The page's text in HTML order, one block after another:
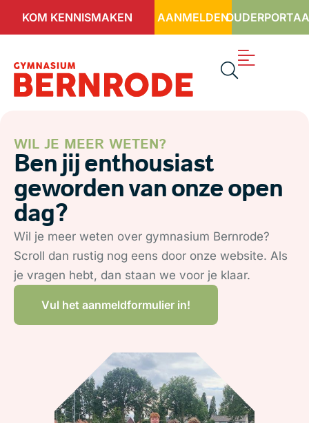
KOM KENNISMAKEN AANMELDEN
WIL JE MEER WETEN?
Ben jij enthousiast
geworden van onze open
dag?
Wil je meer weten over gymnasium Bernrode?
Scroll dan rustig nog eens door onze website. Als
je vragen hebt, dan staan we voor je klaar.
Vul het aanmeldformulier in!